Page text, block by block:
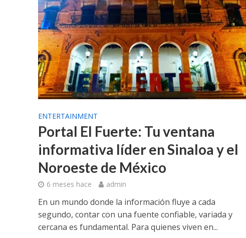
ENTERTAINMENT
Portal El Fuerte: Tu ventana
informativa líder en Sinaloa y el
Noroeste de México
6 meses hace admin
En un mundo donde la información fluye a cada
segundo, contar con una fuente confiable, variada y
cercana es fundamental. Para quienes viven en...